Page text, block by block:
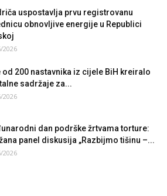
uspostavlja prvu registrovanu
obnovljive energije u Republici
2026
od 200 nastavnika iz cijele BiH kreiralo
sadržaje za...
2026
dan podrške žrtvama torture:
panel diskusija „Razbijmo tišinu –...
2026